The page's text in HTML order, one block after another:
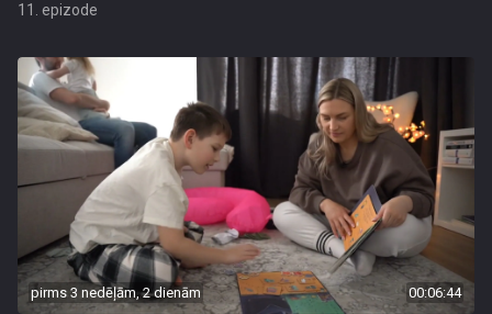
11. epizode
pirms 3 nedēļām, 2 dienām 00:06:44